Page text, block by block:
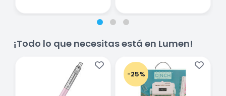
¡Todo lo que necesitas está en Lumen!
-25%